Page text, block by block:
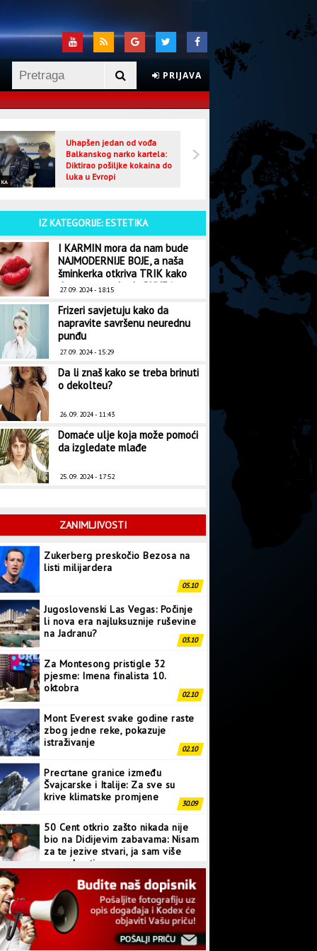
PRIJAVA
Uhapšen jedan od vođa
Balkanskog narko kartela:
Diktirao pošiljke kokaina do
luka u Evropi
CRNA HRONIKA
IZ KATEGORIJE: ESTETIKA
I KARMIN mora da nam bude
NAJMODERNIJE BOJE, a naša
šminkerka otkriva TRIK kako
da vam usne budu PUNE i
27. 09. 2024 - 18:15
Frizeri savjetuju kako da
napravite savršenu neurednu
punđu
27. 09. 2024 - 15:29
Da li znaš kako se treba brinuti
o dekolteu?
26. 09. 2024 - 11:43
Domaće ulje koja može pomoći
da izgledate mlađe
25. 09. 2024 - 17:52
ZANIMLJIVOSTI
Zukerberg preskočio Bezosa na
listi milijardera
05.10
Jugoslovenski Las Vegas: Počinje
li nova era najluksuznije ruševine
na Jadranu?
03.10
Za Montesong pristigle 32
pjesme: Imena finalista 10.
oktobra
02.10
Mont Everest svake godine raste
zbog jedne reke, pokazuje
istraživanje
02.10
Precrtane granice između
Švajcarske i Italije: Za sve su
krive klimatske promjene
30.09
50 Cent otkrio zašto nikada nije
bio na Didijevim zabavama: Nisam
za te jezive stvari, ja sam više
normalan tip
28.09
Japanci prave superkompjuter
kakav svijet još nije vidio
27.09
Linkin Park ima novu pjesmu: